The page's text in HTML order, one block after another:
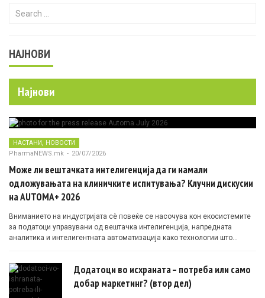
Search for:
НАЈНОВИ
Најнови
НАСТАНИ, НОВОСТИ
PharmaNEWS.mk - 20/07/2026
Може ли вештачката интелигенција да ги намали
одложувањата на клиничките испитувања? Клучни дискусии
на AUTOMA+ 2026
Вниманието на индустријата сè повеќе се насочува кон екосистемите
за податоци управувани од вештачка интелигенција, напредната
аналитика и интелигентната автоматизација како технологии што
Додатоци во исхраната – потреба или само
добар маркетинг? (втор дел)